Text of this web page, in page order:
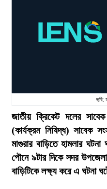
ছবি:
জাতীয় ক্রিকেট দলের
(কার্যক্রম নিষিদ্ধ) সাবেক
মাগুরার বাড়িতে হামলার
পৌনে ৯টার দিকে সদর
বাড়িটিকে লক্ষ্য করে এ ঘটনা